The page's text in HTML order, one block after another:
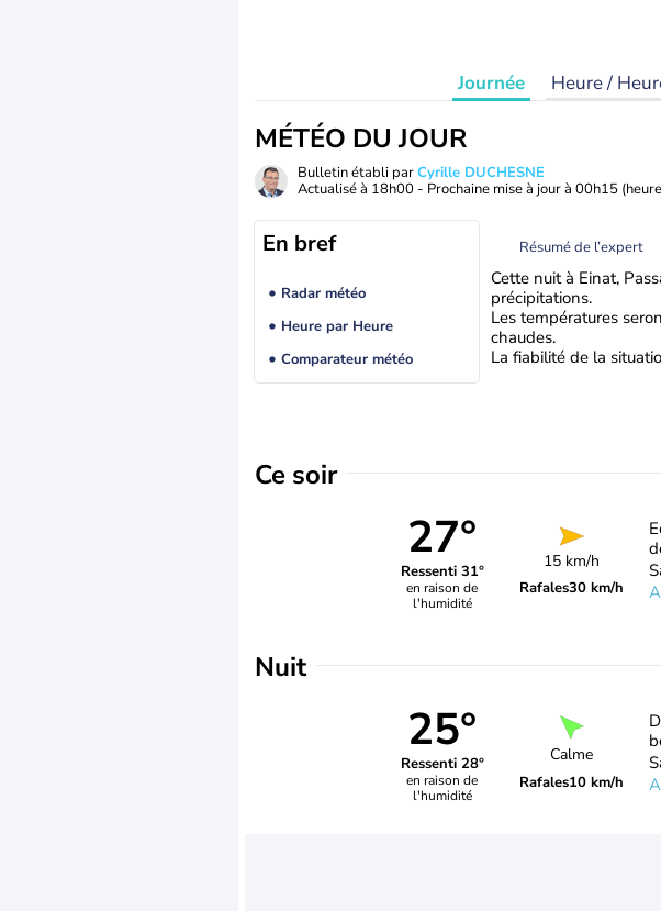
Journée Heure /
MÉTÉO DU JOUR
Bulletin établi parCyrille DUCHESNE
Actualisé à 18h00 - Prochaine mise à jour à 00h15
En bref
Radar météo
Heure par Heure
Comparateur météo
Résumé de l’expert
Cette nuit à Einat,
précipitations.
Les températures
chaudes.
La fiabilité de la
Ce soir
27°
Ressenti 31°
en raison de
l'humidité
15 km/h
Rafales30 km/h
Nuit
25°
Ressenti 28°
en raison de
l'humidité
Calme
Rafales10 km/h